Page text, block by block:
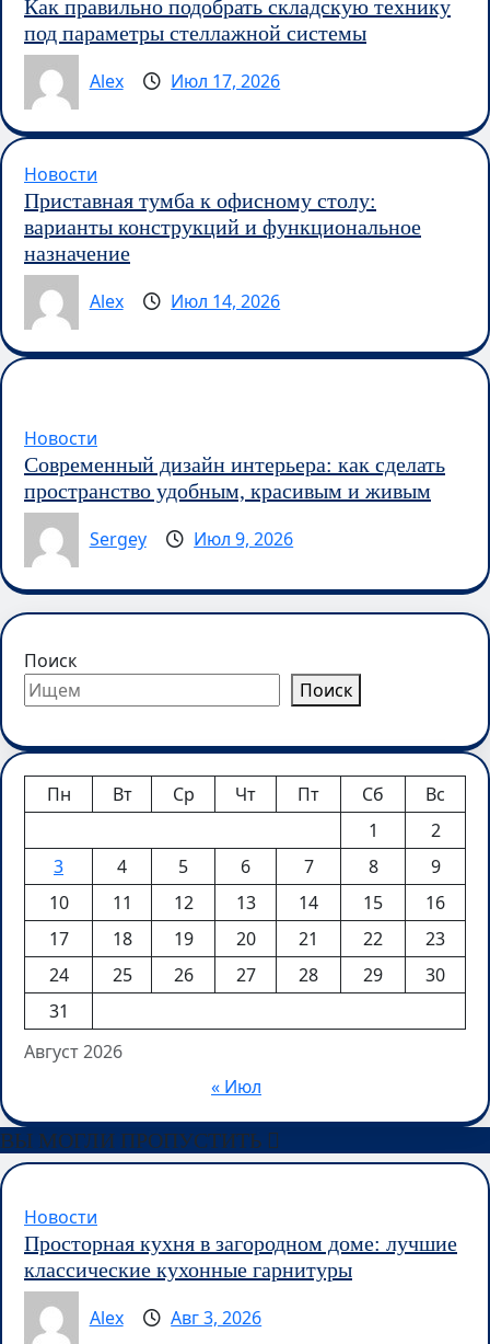
Как правильно подобрать складскую технику
под параметры стеллажной системы
Alex
Июл 17, 2026
Новости
Приставная тумба к офисному столу:
варианты конструкций и функциональное
назначение
Alex
Июл 14, 2026
Новости
Современный дизайн интерьера: как сделать
пространство удобным, красивым и живым
Sergey
Июл 9, 2026
Поиск
Поиск
Август 2026
Пн Вт Ср Чт Пт Сб
Вс
1
2
3
4 5 6 7 8
9
10
11 12 13 14 15
16
17
18 19 20 21 22
23
24
25 26 27 28 29
30
31
« Июл
ВЫ МОГЛИ ПРОПУСТИТЬ
Новости
Просторная кухня в загородном доме: лучшие
классические кухонные гарнитуры
Alex
Авг 3, 2026